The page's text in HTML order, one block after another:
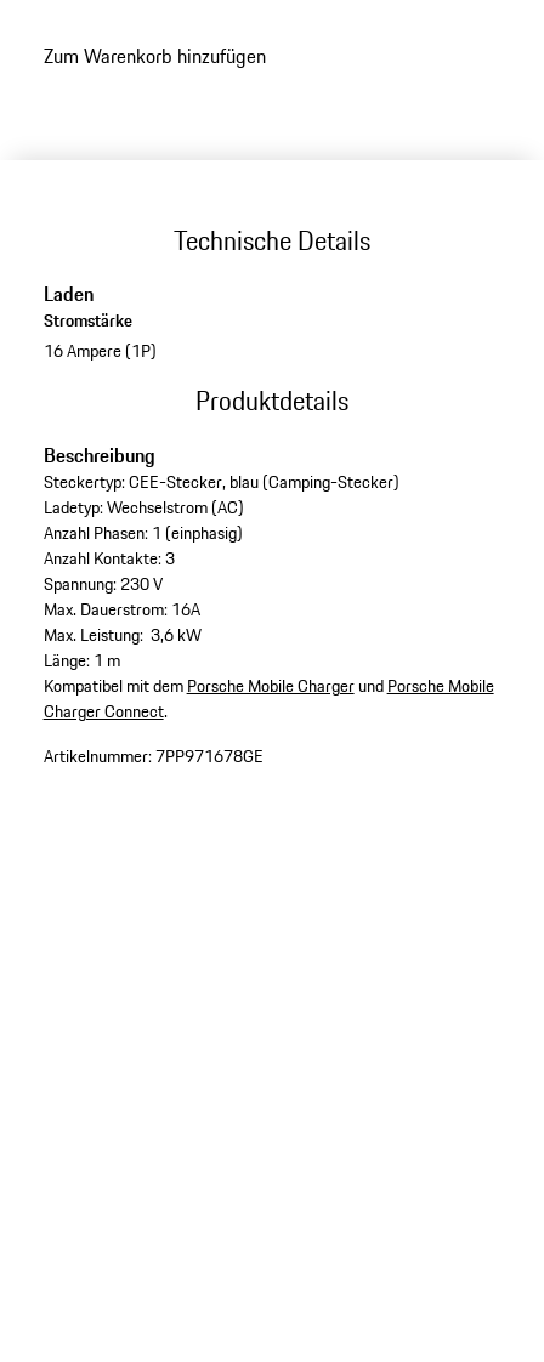
Zum Warenkorb hinzufügen
Technische Details
Laden
Stromstärke
16 Ampere (1P)
Produktdetails
Beschreibung
Steckertyp: CEE-Stecker, blau (Camping-Stecker)
Ladetyp: Wechselstrom (AC)
Anzahl Phasen: 1 (einphasig)
Anzahl Kontakte: 3
Spannung: 230 V
Max. Dauerstrom: 16A
Max. Leistung: 3,6 kW
Länge: 1 m
Kompatibel mit demPorsche Mobile ChargerundPorsche Mobile
Charger Connect.
Artikelnummer:7PP971678GE